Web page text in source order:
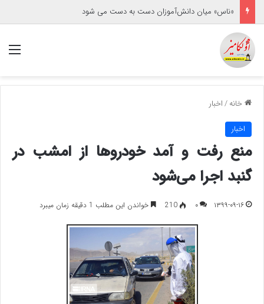
«ناس» میان دانش‌آموزان دست به دست می شود
خانه/اخبار
اخبار
منع رفت و آمد خودروها از امشب در
گنبد اجرا می‌شود
۱۳۹۹-۰۹-۱۶ ۰ 210 خواندن این مطلب 1 دقیقه زمان میبرد